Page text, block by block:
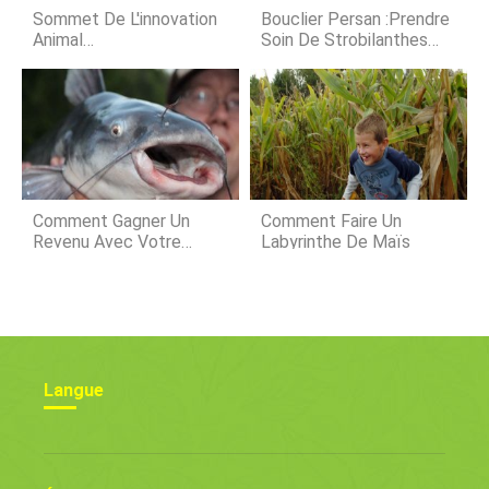
sur le court trajet qui ramène son
véhicul
Sommet De L'innovation
Animal
Pour Créer Des
Technologies De Bien-
Être Innovantes Avec
McDonald's
Bouclier Persan :prendre
Soin De Strobilanthes
Comment Gagner Un
Revenu Avec Votre
Comment Faire Un
Labyrinthe De Maïs
Langue